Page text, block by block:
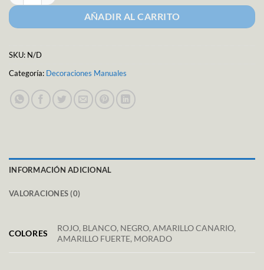
AÑADIR AL CARRITO
SKU: N/D
Categoría: Decoraciones Manuales
INFORMACIÓN ADICIONAL
VALORACIONES (0)
COLORES
ROJO, BLANCO, NEGRO, AMARILLO CANARIO,
AMARILLO FUERTE, MORADO